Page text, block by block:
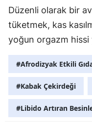
Düzenli olarak bir
tüketmek, kas
yoğun orgazm hissi
#Afrodizyak Etkili
#Kabak Çekirdeği
#Libido Artıran